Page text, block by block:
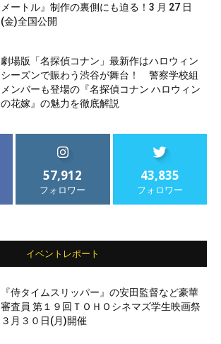
メートル』制作の裏側にも迫る！3 月 27 日
(金)全国公開
劇場版「名探偵コナン」最新作はハロウィン
シーズンで賑わう渋谷が舞台！ 警察学校組
メンバーも登場の『名探偵コナン ハロウィン
の花嫁』の魅力を徹底解説
57,912
フォロワー
43,835
フォロワー
イベントレポート
『侍タイムスリッパー』の安田監督など豪華
審査員 第１９回ＴＯＨＯシネマズ学生映画祭
３月３０日(月)開催